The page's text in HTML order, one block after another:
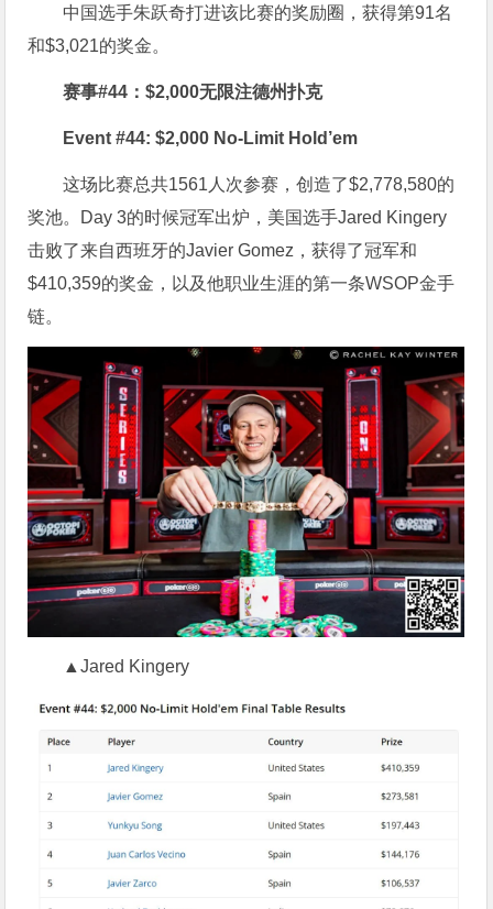
中国选手朱跃奇打进该比赛的奖励圈，获得第91名
和$3,021的奖金。
赛事#44：$2,000无限注德州扑克
Event #44: $2,000 No-Limit Hold’em
这场比赛总共1561人次参赛，创造了$2,778,580的
奖池。Day 3的时候冠军出炉，美国选手Jared Kingery
击败了来自西班牙的Javier Gomez，获得了冠军和
$410,359的奖金，以及他职业生涯的第一条WSOP金手
链。
▲Jared Kingery